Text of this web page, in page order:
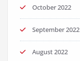
October 2022
September 2022
August 2022